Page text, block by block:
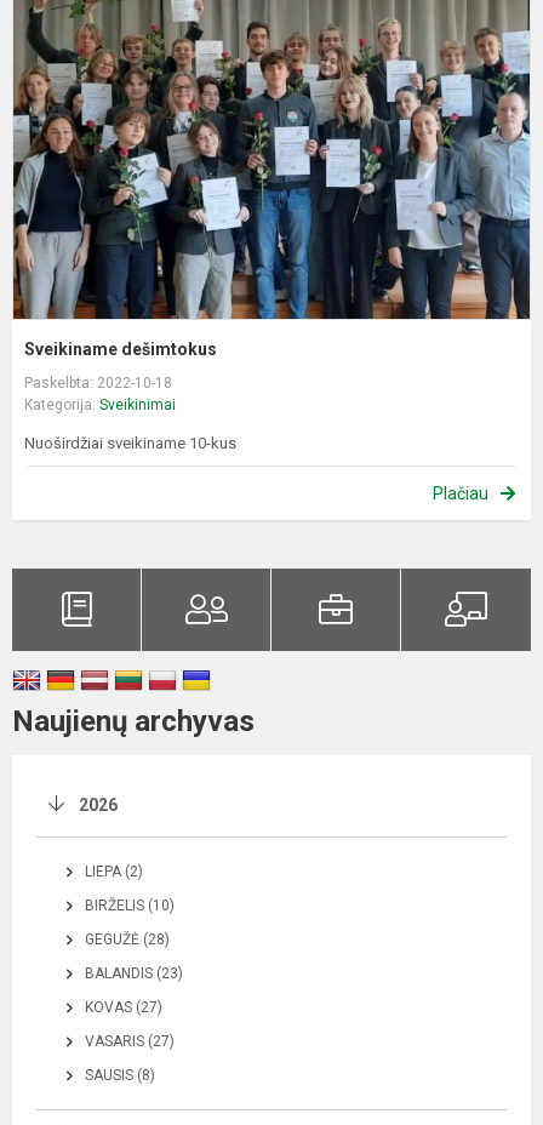
Sveikiname dešimtokus
Paskelbta: 2022-10-18
Kategorija: Sveikinimai
Nuoširdžiai sveikiname 10-kus
Plačiau
Naujienų archyvas
2026
LIEPA (2)
BIRŽELIS (10)
GEGUŽĖ (28)
BALANDIS (23)
KOVAS (27)
VASARIS (27)
SAUSIS (8)